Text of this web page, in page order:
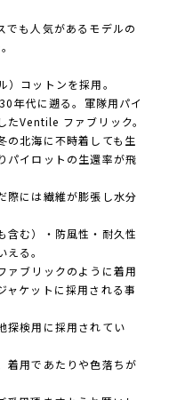
でも人気があるモデルの
コットンを採用。
年代に遡る。軍隊用パイ
たVentile ファブリック。
の北海に不時着しても生
パイロットの生還率が飛
際には繊維が膨張し水分
含む）・防風性・耐久性
る。
ァブリックのように着用
ャケットに採用される事
探検用に採用されてい
着用であたりや色落ちが